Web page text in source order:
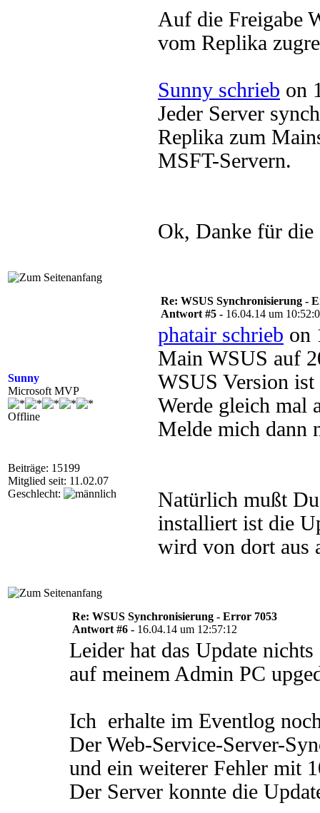
Auf die Freigabe
vom Replika
Sunny schrieb on
Jeder Server
Replika zum
MSFT-Servern.
Ok, Danke für
Sunny
Microsoft MVP
Offline
Beiträge: 15199
Mitglied seit: 11.02.07
Geschlecht:
Re: WSUS Synchronisierung -
Antwort #5 - 16.04.14 um
phatair schrieb on
Main WSUS auf
WSUS Version
Werde gleich mal
Melde mich dann
Natürlich mußt
installiert ist die
wird von dort aus
Re: WSUS Synchronisierung - Error 7053
Antwort #6 - 16.04.14 um 12:57:12
Leider hat das Update
auf meinem Admin PC
Ich erhalte im Eventlog
Der Web-Service-Server-
und ein weiterer Fehler mit
Der Server konnte die